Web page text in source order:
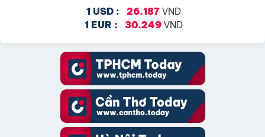
1 USD : 26.187 VND
1 EUR : 30.249 VND